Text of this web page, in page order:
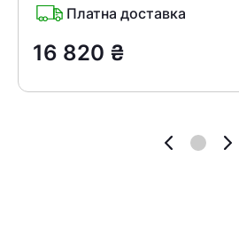
Платна доставка
16 820 ₴